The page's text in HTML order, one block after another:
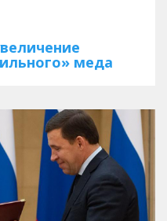
меда